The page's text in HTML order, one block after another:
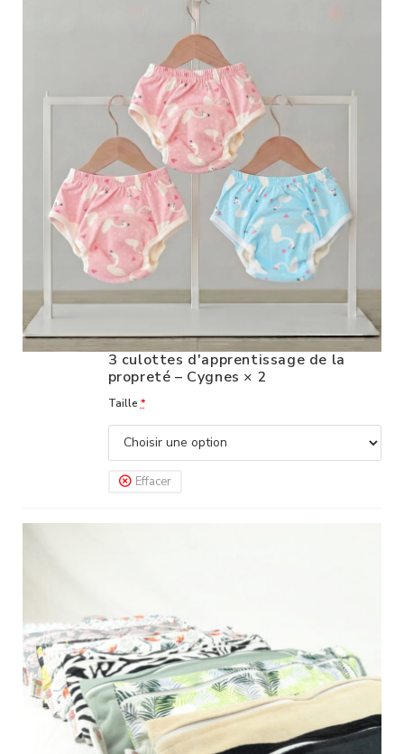
3 culottes d'apprentissage de la
propreté – Cygnes × 2
Taille *
Effacer